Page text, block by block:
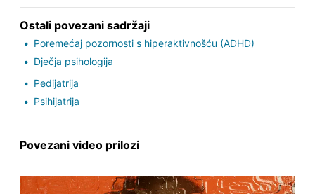
Ostali povezani sadržaji
Poremećaj pozornosti s hiperaktivnošću (ADHD)
Dječja psihologija
Pedijatrija
Psihijatrija
Povezani video prilozi